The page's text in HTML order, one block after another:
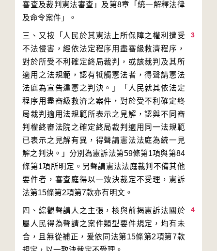
審查及裁判憲法審查」及第8章「統一解釋法律
3
三、又按「人民於其憲法上所保障之權利遭受
不法侵害，經依法定程序用盡審級救濟程序，
對於所受不利確定終局裁判，或該裁判及其所
適用之法規範，認有牴觸憲法者，得聲請憲法
法庭為宣告違憲之判決。」「人民就其依法定
程序用盡審級救濟之案件，對於受不利確定終
局裁判適用法規範所表示之見解，認與不同審
判權終審法院之確定終局裁判適用同一法規範
已表示之見解有異，得聲請憲法法庭為統一見
解之判決。」分別為憲訴法第59條第1項與第84
條第1項所明定。另聲請憲法法庭裁判不備其他
要件者，審查庭得以一致決裁定不受理，憲訴
4
四、綜觀聲請人之主張，核與前揭憲訴法關於
屬人民得為聲請之案件類型要件規定，均有未
合，且無從補正，爰依同法第15條第2項第7款